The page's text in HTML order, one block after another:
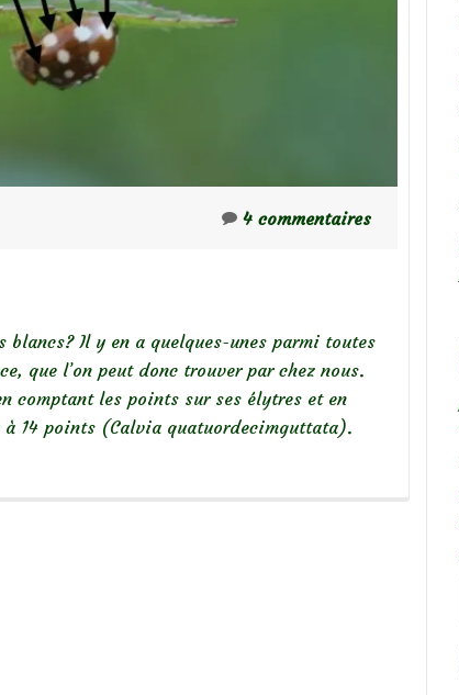
4 commentaires
Il y en a quelques-unes parmi toutes
que l’on peut donc trouver par chez nous.
comptant les points sur ses élytres et en
14 points (Calvia quatuordecimguttata).